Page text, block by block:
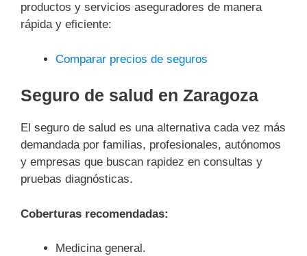
productos y servicios aseguradores de manera
rápida y eficiente:
Comparar precios de seguros
Seguro de salud en Zaragoza
El seguro de salud es una alternativa cada vez más
demandada por familias, profesionales, autónomos
y empresas que buscan rapidez en consultas y
pruebas diagnósticas.
Coberturas recomendadas:
Medicina general.